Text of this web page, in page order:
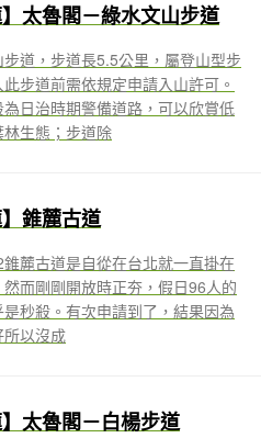
】太魯閣－綠水文山步道
道，步道長5.5公里，屬登山型步
步道前需依規定申請入山許可。
日治時期警備道路，可以欣賞低
林生態；步道除
】錐麓古道
麓古道是自從在台北就一直掛在
然而剛剛開放時正夯，假日96人的
秒殺。有次申請到了，結果因為
所以沒成
】太魯閣－白楊步道